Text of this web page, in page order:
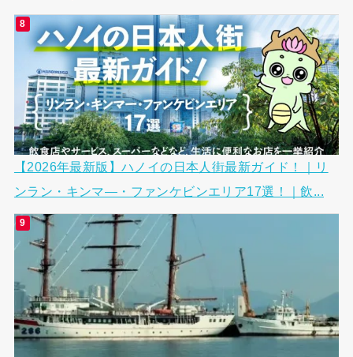
【2026年最新版】ハノイの日本人街最新ガイド！｜リ
ンラン・キンマ―・ファンケビンエリア17選！｜飲...